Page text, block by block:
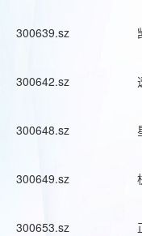
300639.sz
300642.sz
300648.sz
300649.sz
300653.sz